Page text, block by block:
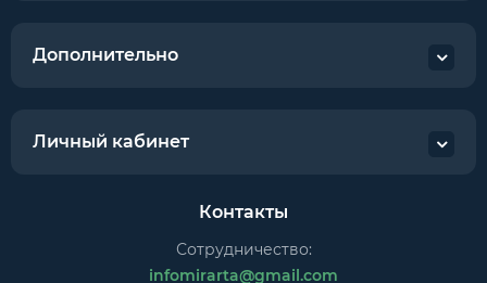
Дополнительно
Личный кабинет
Контакты
Сотрудничество:
infomirarta@gmail.com